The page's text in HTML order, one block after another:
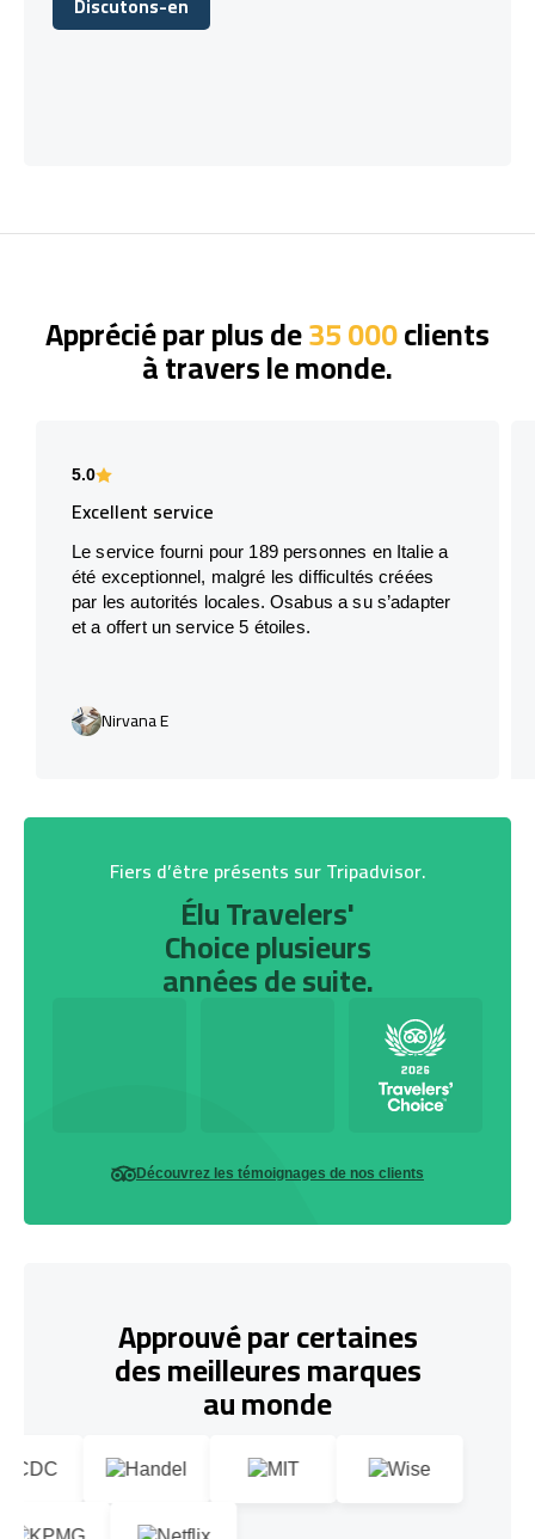
Discutons-en
Apprécié par plus de35 000clients
à travers le monde.
5.0
Excellent service
Le service fourni pour 189 personnes en Italie a
été exceptionnel, malgré les difficultés créées
par les autorités locales. Osabus a su s’adapter
et a offert un service 5 étoiles.
Nirvana E
Fiers d’être présents sur Tripadvisor.
Élu Travelers'
Choice plusieurs
années de suite.
Découvrez les témoignages de nos clients
Approuvé par certaines
des meilleures marques
au monde